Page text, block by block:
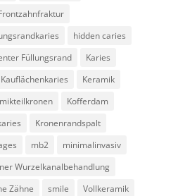
hidden caries
Füllungsrand
Karies
Kauflächenkaries
Keramik
Kofferdam
Kronenrandspalt
mb2
minimalinvasiv
Wurzelkanalbehandlung
Zähne smile
Vollkeramik